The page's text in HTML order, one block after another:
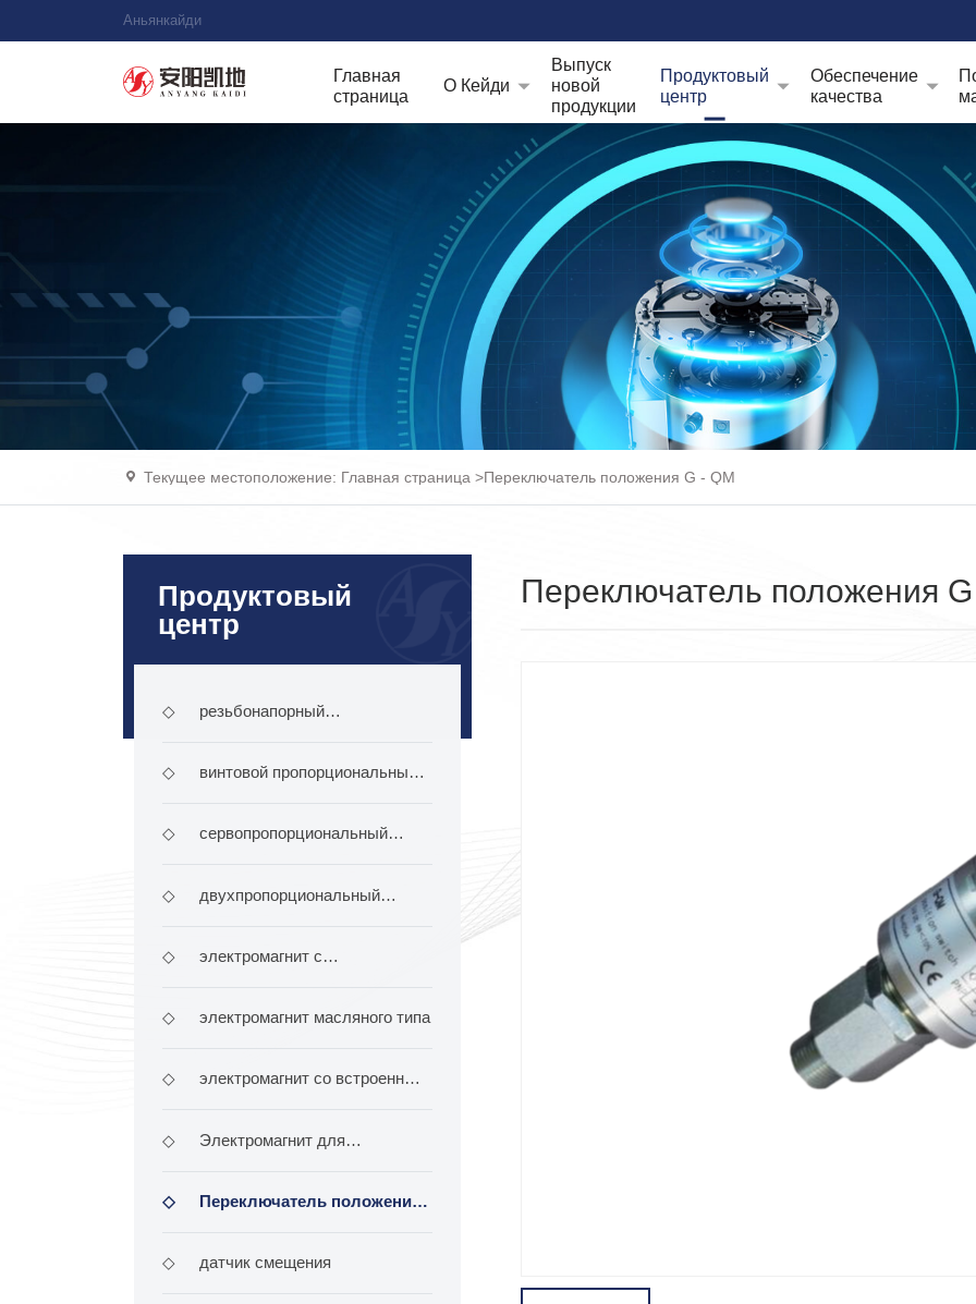
Аньянкайди
Главная
страница
О Кейди
Выпуск
новой
продукции
Продуктовый
центр
Обеспечение
качества
Текущее местоположение: Главная страница >Переключатель положения G - QM
Продуктовый
центр
◇ резьбонапорный
электромагнит
◇ винтовой пропорциональный
электромагнит
◇ сервопропорциональный
электромагнит
◇ двухпропорциональный
электромагнит
◇ электромагнит с
переключателем типа & lt; & lt; Ла
◇ электромагнит масляного типа
◇ электромагнит со встроенным
модулем
◇ Электромагнит для
взрывостойких гидравлических кла
◇ Переключатель положения
G - QM
◇ датчик смещения
Переключатель положения